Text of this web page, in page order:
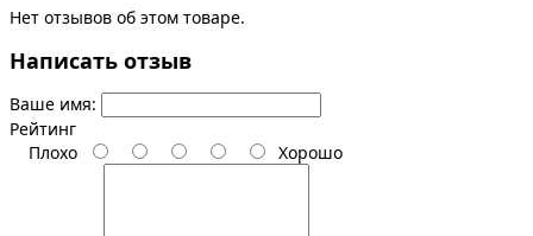
Нет отзывов об этом товаре.
Написать отзыв
Ваше имя:
Рейтинг
Плохо
Хорошо